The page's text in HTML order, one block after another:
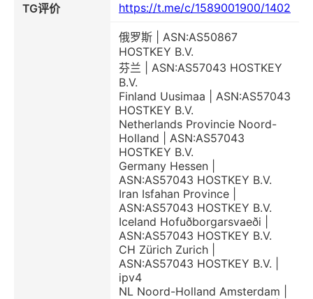
TG评价 https://t.me/c/1589001900/1402
俄罗斯 | ASN:AS50867
HOSTKEY B.V.
芬兰 | ASN:AS57043 HOSTKEY
B.V.
Finland Uusimaa | ASN:AS57043
HOSTKEY B.V.
Netherlands Provincie Noord-
Holland | ASN:AS57043
HOSTKEY B.V.
Germany Hessen |
ASN:AS57043 HOSTKEY B.V.
Iran Isfahan Province |
ASN:AS57043 HOSTKEY B.V.
Iceland Hofuðborgarsvaeði |
ASN:AS57043 HOSTKEY B.V.
CH Zürich Zurich |
ASN:AS57043 HOSTKEY B.V. |
ipv4
NL Noord-Holland Amsterdam |